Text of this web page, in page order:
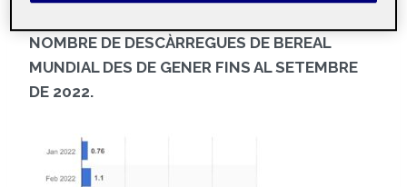
NOMBRE DE DESCÀRREGUES DE BEREAL
MUNDIAL DES DE GENER FINS AL SETEMBRE
DE 2022.